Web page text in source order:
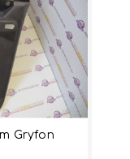
Gryfon